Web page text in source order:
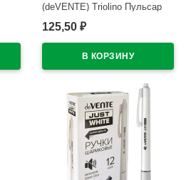
(deVENTE) Triolino Пульсар
(Pulsar) н/
арт.5070610 (Ст12)
125,50 ₽